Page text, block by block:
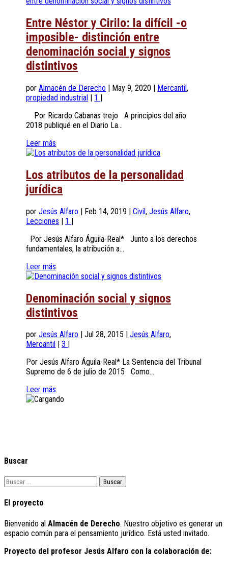
Entre Néstor y Cirilo: la difícil -o
imposible- distinción entre
denominación social y signos
distintivos
porAlmacén de Derecho | May 9, 2020 | Mercantil,
propiedad industrial | 1 |
Por Ricardo Cabanas trejo A principios del año
2018 publiqué en el Diario La...
Leer más
Los atributos de la personalidad
jurídica
porJesús Alfaro | Feb 14, 2019 |Civil,Jesús Alfaro,
Lecciones | 1 |
Por Jesús Alfaro Águila-Real* Junto a los derechos
fundamentales, la atribución a...
Leer más
Denominación social y signos
distintivos
porJesús Alfaro |Jul 28, 2015 |Jesús Alfaro,
Mercantil
|3
Por Jesús Alfaro Águila-Real* La Sentencia del Tribunal
Supremo de 6 de julio de 2015 Como...
Leer más
Buscar
Buscar:
El proyecto
Bienvenido al Almacén de Derecho. Nuestro objetivo es generar un
espacio común para el pensamiento jurídico. Está usted invitado.
Proyecto del profesor Jesús Alfaro con la colaboración de: